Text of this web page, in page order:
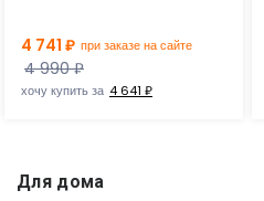
4 741 ₽ при заказе на сайте
4 990 ₽
хочу купить за 4 641 ₽
Для дома